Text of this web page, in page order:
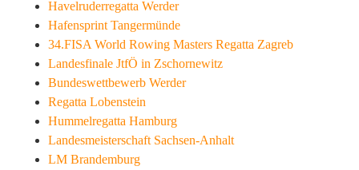
Havelruderregatta Werder
Hafensprint Tangermünde
34.FISA World Rowing Masters Regatta Zagreb
Landesfinale JtfÖ in Zschornewitz
Bundeswettbewerb Werder
Regatta Lobenstein
Hummelregatta Hamburg
Landesmeisterschaft Sachsen-Anhalt
LM Brandemburg